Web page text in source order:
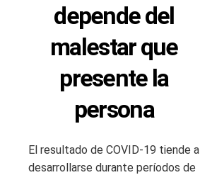
depende del
malestar que
presente la
persona
El resultado de COVID-19 tiende a
desarrollarse durante períodos de